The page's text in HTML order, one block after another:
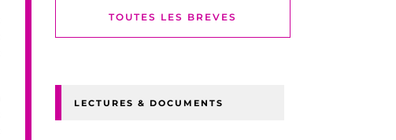
TOUTES LES BREVES
LECTURES & DOCUMENTS